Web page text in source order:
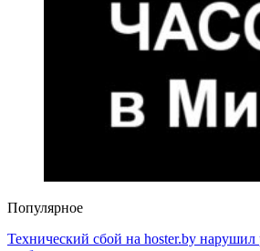
Популярное
Технический сбой на hoster.by нарушил